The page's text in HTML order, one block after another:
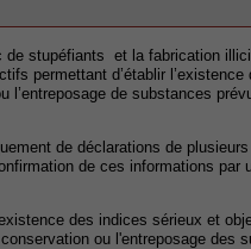
de stupéfiants et la fabrication
permettant d’établir
l’entreposage de substances
de déclarations de
de ces informations par
des indices sérieux et
ou l'entreposage des